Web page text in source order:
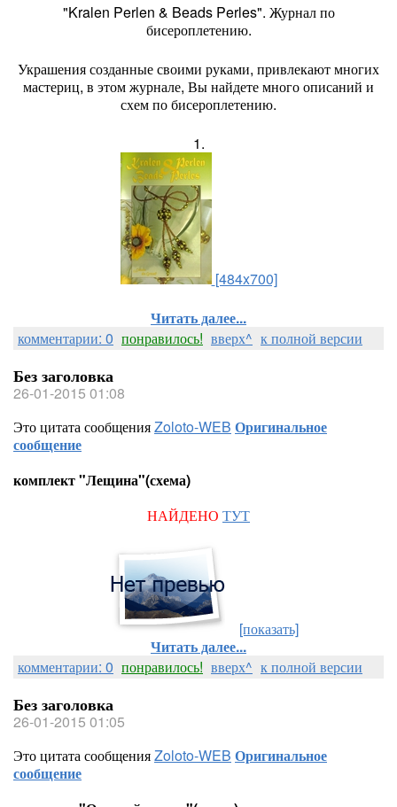
"Kralen Perlen & Beads Perles". Журнал по
бисероплетению.
Украшения созданные своими руками, привлекают многих
мастериц, в этом журнале, Вы найдете много описаний и
схем по бисероплетению.
1.
[484x700]
Читать далее...
комментарии: 0 понравилось! вверх^ к полной версии
Без заголовка
26-01-2015 01:08
Это цитата сообщенияZoloto-WEB Оригинальное
сообщение
комплект "Лещина"(схема)
НАЙДЕНО ТУТ
[показать]
Читать далее...
комментарии: 0 понравилось! вверх^ к полной версии
Без заголовка
26-01-2015 01:05
Это цитата сообщенияZoloto-WEB Оригинальное
сообщение